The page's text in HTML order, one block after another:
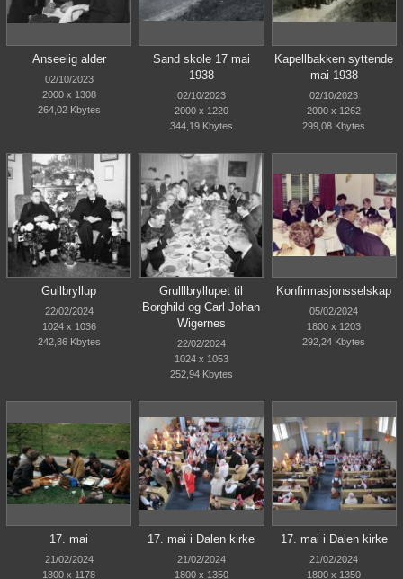
Anseelig alder
02/10/2023
2000 x 1308
264,02 Kbytes
Sand skole 17 mai
1938
02/10/2023
2000 x 1220
344,19 Kbytes
Kapellbakken syttende
mai 1938
02/10/2023
2000 x 1262
299,08 Kbytes
Gullbryllup
22/02/2024
1024 x 1036
242,86 Kbytes
Grulllbryllupet til
Borghild og Carl Johan
Wigernes
22/02/2024
1024 x 1053
252,94 Kbytes
Konfirmasjonsselskap
05/02/2024
1800 x 1203
292,24 Kbytes
17. mai
21/02/2024
1800 x 1178
17. mai i Dalen kirke
21/02/2024
1800 x 1350
17. mai i Dalen kirke
21/02/2024
1800 x 1350